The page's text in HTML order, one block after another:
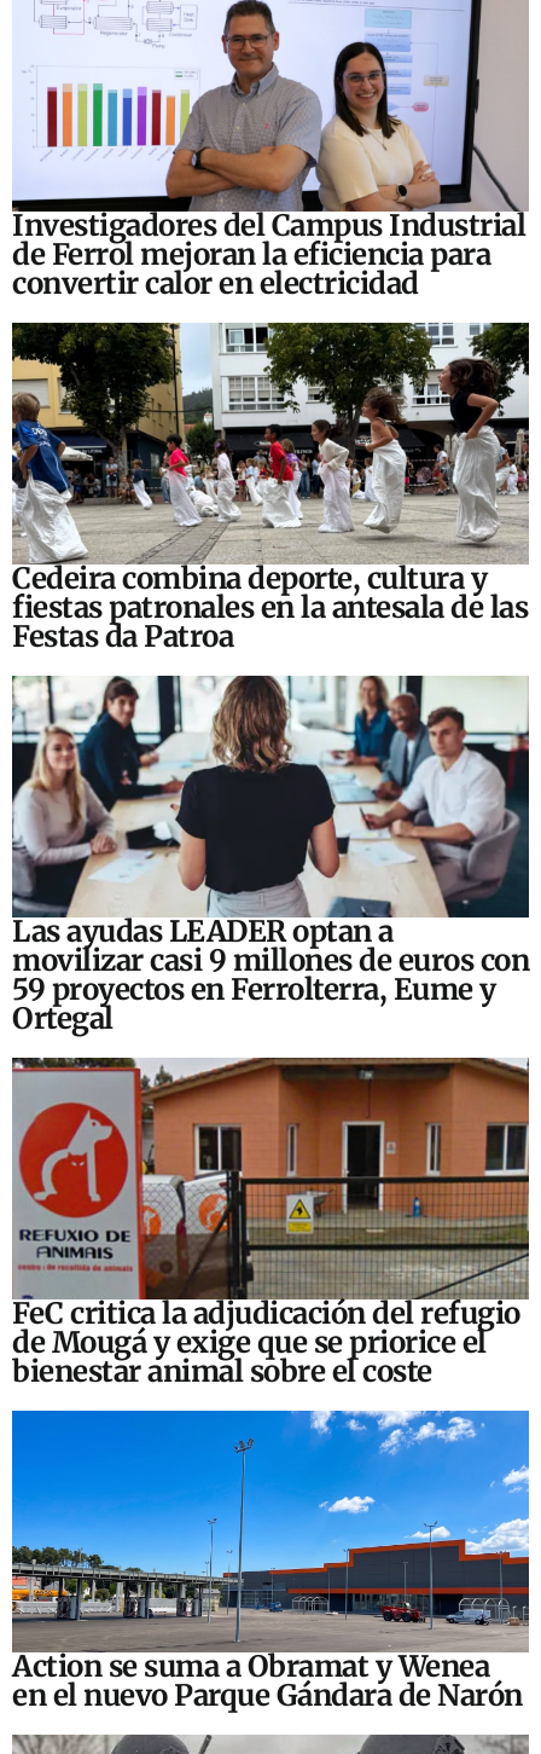
Investigadores del Campus Industrial
de Ferrol mejoran la eficiencia para
convertir calor en electricidad
Cedeira combina deporte, cultura y
fiestas patronales en la antesala de las
Festas da Patroa
Las ayudas LEADER optan a
movilizar casi 9 millones de euros con
59 proyectos en Ferrolterra, Eume y
Ortegal
FeC critica la adjudicación del refugio
de Mougá y exige que se priorice el
bienestar animal sobre el coste
Action se suma a Obramat y Wenea
en el nuevo Parque Gándara de Narón